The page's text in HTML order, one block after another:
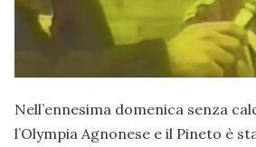
Nell’ennesima domenica senza
l’Olympia Agnonese e il Pineto è